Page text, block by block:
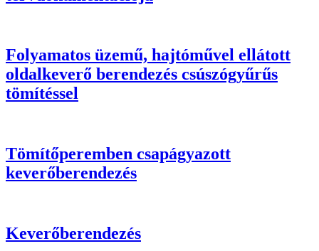
Folyamatos üzemű, hajtóművel ellátott
oldalkeverő berendezés csúszógyűrűs
tömítéssel
Tömítőperemben csapágyazott
keverőberendezés
Keverőberendezés